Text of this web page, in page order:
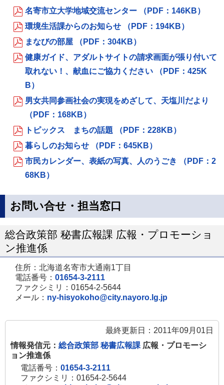
名寄市立大学地域交流センター （PDF：146KB）
環境生活課からのお知らせ （PDF：194KB）
まなびの部屋 （PDF：304KB）
健康ガイド、アダルトサイトの請求画面が張り付いて
取れない！、献血にご協力ください （PDF：425K
B）
男女共同参画社会の実現をめざして、天塩川だより
（PDF：168KB）
トピックス まちの話題 （PDF：228KB）
暮らしのお知らせ （PDF：645KB）
市民カレンダー、表紙の写真、人のうごき （PDF：2
68KB）
お問い合せ・担当窓口
総合政策部 秘書広報課 広報・プロモーショ
ン推進係
住所：北海道名寄市大通南1丁目
電話番号： 01654-3-2111
ファクシミリ：01654-2-5644
メール： ny-hisyokoho@city.nayoro.lg.jp
最終更新日：2011年09月01日
情報発信元： 総合政策部 秘書広報課 広報・プロモーシ
ョン推進係
電話番号： 01654-3-2111
ファクシミリ：01654-2-5644